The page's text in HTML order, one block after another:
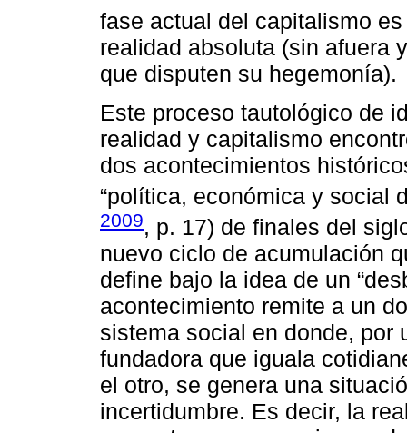
fase actual del capitalismo
realidad absoluta (sin afuera
que disputen su hegemonía).
Este proceso tautológico de
realidad y capitalismo
dos acontecimientos
“política, económica y social
2009, p. 17) de finales del
nuevo ciclo de acumulación
define bajo la idea de un
acontecimiento remite a un
sistema social en donde, por
fundadora que iguala
el otro, se genera una
incertidumbre. Es decir, la